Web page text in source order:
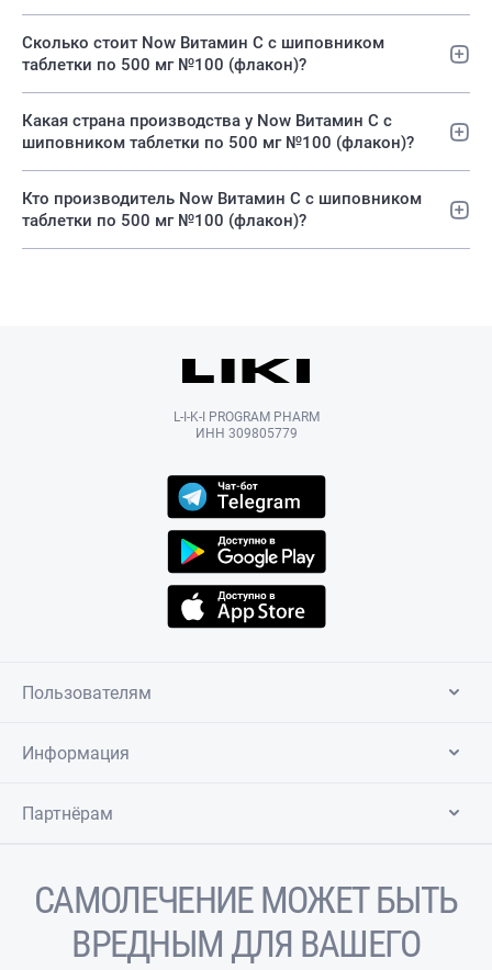
Сколько стоит Now Витамин С с шиповником
таблетки по 500 мг №100 (флакон)?
Какая страна производства у Now Витамин С с
шиповником таблетки по 500 мг №100 (флакон)?
Кто производитель Now Витамин С с шиповником
таблетки по 500 мг №100 (флакон)?
L-I-K-I PROGRAM PHARM
ИНН 309805779
Пользователям
Информация
Партнёрам
САМОЛЕЧЕНИЕ МОЖЕТ БЫТЬ
ВРЕДНЫМ ДЛЯ ВАШЕГО